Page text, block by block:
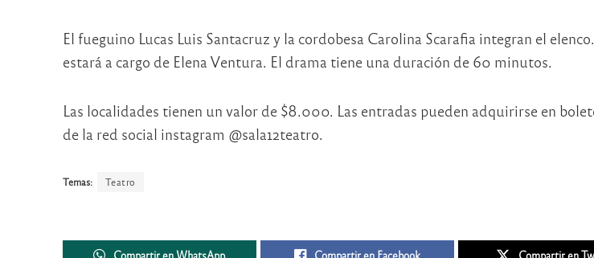
El fueguino Lucas Luis Santacruz y la cordobesa Carolina Scarafia integran el
estará a cargo de Elena Ventura. El drama tiene una duración de 60 minutos.
Las localidades tienen un valor de $8.000. Las entradas pueden adquirirse en
de la red social instagram @sala12teatro.
Temas: Teatro
Compartir en WhatsApp Compartir en Facebook Compartir en